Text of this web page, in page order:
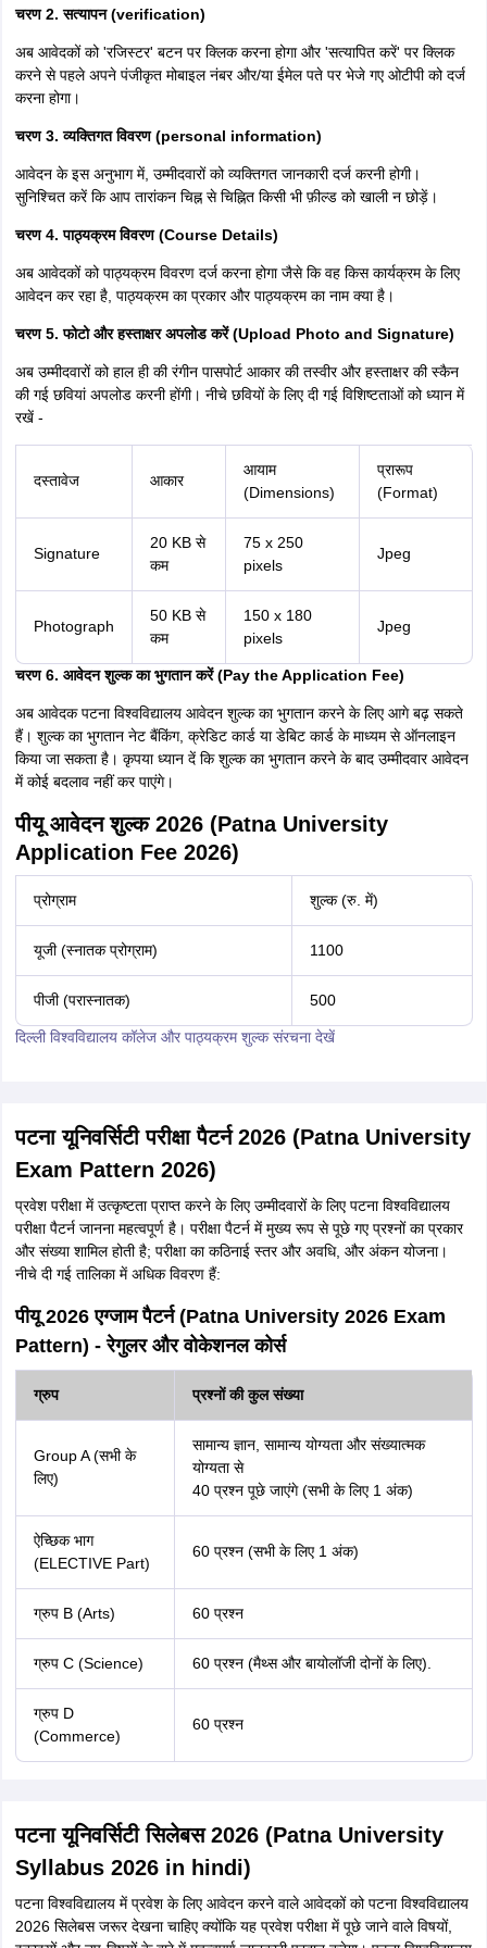
चरण 2. सत्यापन (verification)
अब आवेदकों को 'रजिस्टर' बटन पर क्लिक करना होगा और 'सत्यापित करें' पर क्लिक
करने से पहले अपने पंजीकृत मोबाइल नंबर और/या ईमेल पते पर भेजे गए ओटीपी को दर्ज
करना होगा।
चरण 3. व्यक्तिगत विवरण (personal information)
आवेदन के इस अनुभाग में, उम्मीदवारों को व्यक्तिगत जानकारी दर्ज करनी होगी।
सुनिश्चित करें कि आप तारांकन चिह्न से चिह्नित किसी भी फ़ील्ड को खाली न छोड़ें।
चरण 4. पाठ्यक्रम विवरण (Course Details)
अब आवेदकों को पाठ्यक्रम विवरण दर्ज करना होगा जैसे कि वह किस कार्यक्रम के लिए
आवेदन कर रहा है, पाठ्यक्रम का प्रकार और पाठ्यक्रम का नाम क्या है।
चरण 5. फोटो और हस्ताक्षर अपलोड करें (Upload Photo and Signature)
अब उम्मीदवारों को हाल ही की रंगीन पासपोर्ट आकार की तस्वीर और हस्ताक्षर की स्कैन
की गई छवियां अपलोड करनी होंगी। नीचे छवियों के लिए दी गई विशिष्टताओं को ध्यान में
रखें -
दस्तावेज आकार
आयाम
(Dimensions)
प्रारूप
(Format)
Signature
20 KB से
कम
75 x 250
pixels
Jpeg
Photograph
50 KB से
कम
150 x 180
pixels
Jpeg
चरण 6. आवेदन शुल्क का भुगतान करें (Pay the Application Fee)
अब आवेदक पटना विश्वविद्यालय आवेदन शुल्क का भुगतान करने के लिए आगे बढ़ सकते
हैं। शुल्क का भुगतान नेट बैंकिंग, क्रेडिट कार्ड या डेबिट कार्ड के माध्यम से ऑनलाइन
किया जा सकता है। कृपया ध्यान दें कि शुल्क का भुगतान करने के बाद उम्मीदवार आवेदन
में कोई बदलाव नहीं कर पाएंगे।
पीयू आवेदन शुल्क 2026 (Patna University
Application Fee 2026)
प्रोग्राम शुल्क (रु. में)
यूजी (स्नातक प्रोग्राम) 1100
पीजी (परास्नातक) 500
दिल्ली विश्वविद्यालय कॉलेज और पाठ्यक्रम शुल्क संरचना देखें
पटना यूनिवर्सिटी परीक्षा पैटर्न 2026 (Patna University
Exam Pattern 2026)
प्रवेश परीक्षा में उत्कृष्टता प्राप्त करने के लिए उम्मीदवारों के लिए पटना विश्वविद्यालय
परीक्षा पैटर्न जानना महत्वपूर्ण है। परीक्षा पैटर्न में मुख्य रूप से पूछे गए प्रश्नों का प्रकार
और संख्या शामिल होती है; परीक्षा का कठिनाई स्तर और अवधि, और अंकन योजना।
नीचे दी गई तालिका में अधिक विवरण हैं:
पीयू 2026 एग्जाम पैटर्न (Patna University 2026 Exam
Pattern) - रेगुलर और वोकेशनल कोर्स
ग्रुप प्रश्नों की कुल संख्या
Group A (सभी के
लिए)
सामान्य ज्ञान, सामान्य योग्यता और संख्यात्मक
योग्यता से
40 प्रश्न पूछे जाएंगे (सभी के लिए 1 अंक)
ऐच्छिक भाग
(ELECTIVE Part)
60 प्रश्न (सभी के लिए 1 अंक)
ग्रुप B (Arts) 60 प्रश्न
ग्रुप C (Science) 60 प्रश्न (मैथ्स और बायोलॉजी दोनों के लिए).
ग्रुप D
(Commerce)
60 प्रश्न
पटना यूनिवर्सिटी सिलेबस 2026 (Patna University
Syllabus 2026 in hindi)
पटना विश्वविद्यालय में प्रवेश के लिए आवेदन करने वाले आवेदकों को पटना विश्वविद्यालय
2026 सिलेबस जरूर देखना चाहिए क्योंकि यह प्रवेश परीक्षा में पूछे जाने वाले विषयों,